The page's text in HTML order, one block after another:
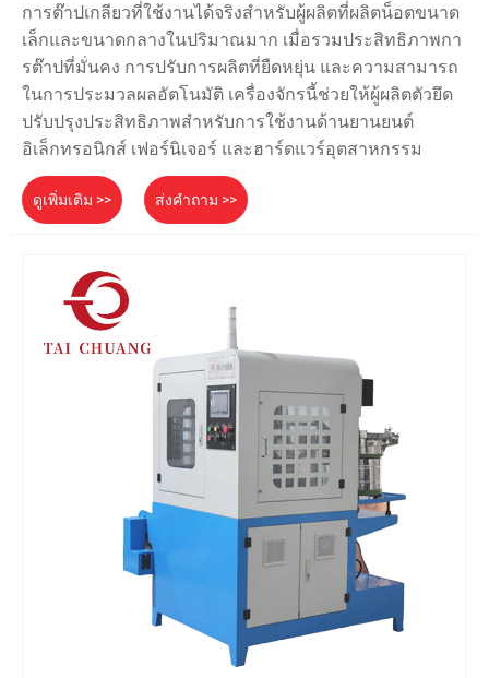
การต๊าปเกลียวที่ใช้งานได้จริงสำหรับผู้ผลิตที่ผลิตน็อตขนาด
เล็กและขนาดกลางในปริมาณมาก เมื่อรวมประสิทธิภาพกา
รต๊าปที่มั่นคง การปรับการผลิตที่ยืดหยุ่น และความสามารถ
ในการประมวลผลอัตโนมัติ เครื่องจักรนี้ช่วยให้ผู้ผลิตตัวยึด
ปรับปรุงประสิทธิภาพสำหรับการใช้งานด้านยานยนต์
อิเล็กทรอนิกส์ เฟอร์นิเจอร์ และฮาร์ดแวร์อุตสาหกรรม
ดูเพิ่มเติม >> ส่งคำถาม >>